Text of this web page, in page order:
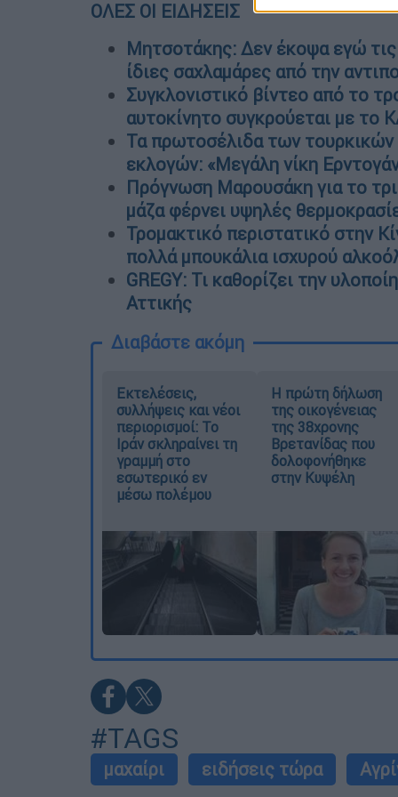
ΟΛΕΣ ΟΙ ΕΙΔΗΣΕΙΣ
Μητσοτάκης: Δεν έκοψα εγώ
ίδιες σαχλαμάρες από την
Συγκλονιστικό βίντεο από το
αυτοκίνητο συγκρούεται με το
Τα πρωτοσέλιδα των
εκλογών: «Μεγάλη νίκη
Πρόγνωση Μαρουσάκη για το
μάζα φέρνει υψηλές
Τρομακτικό περιστατικό στην
πολλά μπουκάλια ισχυρού
GREGY: Τι καθορίζει την
Αττικής
Διαβάστε ακόμη
Εκτελέσεις,
συλλήψεις και νέοι
περιορισμοί: Το
Ιράν σκληραίνει τη
γραμμή στο
εσωτερικό εν
μέσω πολέμου
Η πρώτη δήλωση
της οικογένειας
της 38χρονης
Βρετανίδας που
δολοφονήθηκε
στην Κυψέλη
#TAGS
μαχαίρι ειδήσεις τώρα